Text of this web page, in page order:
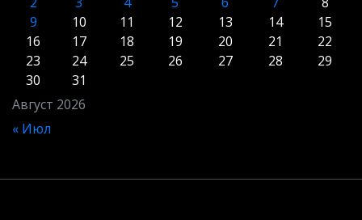
Август 2026
9
10 11 12 13 14
15
16
17 18 19 20 21
22
23
24 25 26 27 28
29
30
31
« Июл